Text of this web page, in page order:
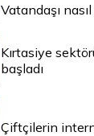
Vatandaşı
Kırtasiye
başladı
Çiftçilerin